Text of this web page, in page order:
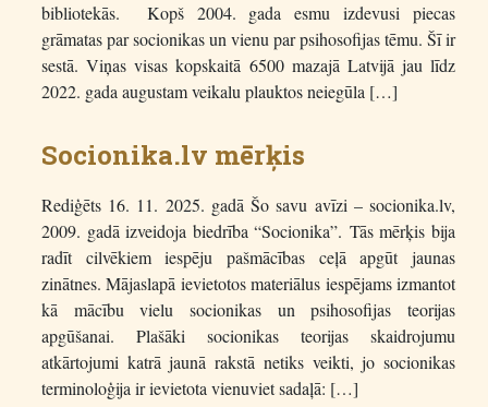
bibliotekās. Kopš 2004. gada esmu izdevusi piecas
grāmatas par socionikas un vienu par psihosofijas tēmu. Šī ir
sestā. Viņas visas kopskaitā 6500 mazajā Latvijā jau līdz
2022. gada augustam veikalu plauktos neiegūla […]
Socionika.lv mērķis
Rediģēts 16. 11. 2025. gadā Šo savu avīzi – socionika.lv,
2009. gadā izveidoja biedrība “Socionika”. Tās mērķis bija
radīt cilvēkiem iespēju pašmācības ceļā apgūt jaunas
zinātnes. Mājaslapā ievietotos materiālus iespējams izmantot
kā mācību vielu socionikas un psihosofijas teorijas
apgūšanai. Plašāki socionikas teorijas skaidrojumu
atkārtojumi katrā jaunā rakstā netiks veikti, jo socionikas
terminoloģija ir ievietota vienuviet sadaļā: […]